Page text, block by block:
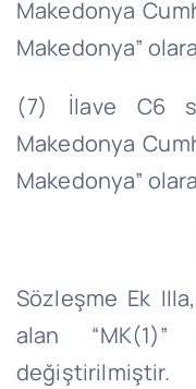
Makedonya
Makedonya”
(7) İlave C6
Makedonya
Makedonya”
Sözleşme Ek
alan
değiştirilmiştir.